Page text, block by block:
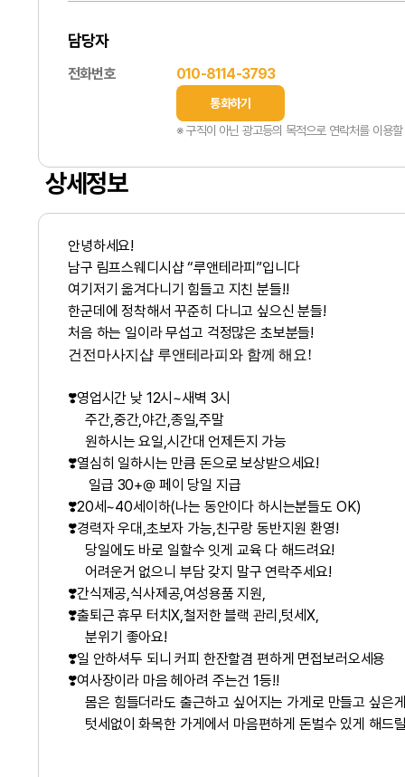
담당자
전화번호 010-8114-3793
통화하기
※ 구직이 아닌 광고등의 목적으로 연락처를 이용
상세정보
안녕하세요!
남구 림프스웨디시샵 “루앤테라피”입니다
여기저기 옮겨다니기 힘들고 지친 분들!!
한군데에 정착해서 꾸준히 다니고 싶으신 분들!
처음 하는 일이라 무섭고 걱정많은 초보분들!
건전마사지샵 루앤테라피와 함께 해요!
❣️영업시간 낮 12시~새벽 3시
주간,중간,야간,종일,주말
원하시는 요일,시간대 언제든지 가능
❣️열심히 일하시는 만큼 돈으로 보상받으세요!
일급 30+@ 페이 당일 지급
❣️20세~40세이하(나는 동안이다 하시는분들도 OK)
❣️경력자 우대,초보자 가능,친구랑 동반지원 환영!
당일에도 바로 일할수 잇게 교육 다 해드려요!
어려운거 없으니 부담 갖지 말구 연락주세요!
❣️간식제공,식사제공,여성용품 지원,
❣️출퇴근 휴무 터치X,철저한 블랙 관리,텃세X,
분위기 좋아요!
❣️일 안하셔두 되니 커피 한잔할겸 편하게 면접보러오세용
❣️여사장이라 마음 헤아려 주는건 1등!!
몸은 힘들더라도 출근하고 싶어지는 가게로 만들고 싶은
텃세없이 화목한 가게에서 마음편하게 돈벌수 있게 해드